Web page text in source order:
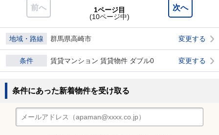
前へ 次へ
1ページ目
(10ページ中)
地域・路線 群馬県高崎市 変更する
条件 賃貸マンション 賃貸物件 ダブル0 変更する
条件にあった新着物件を受け取る